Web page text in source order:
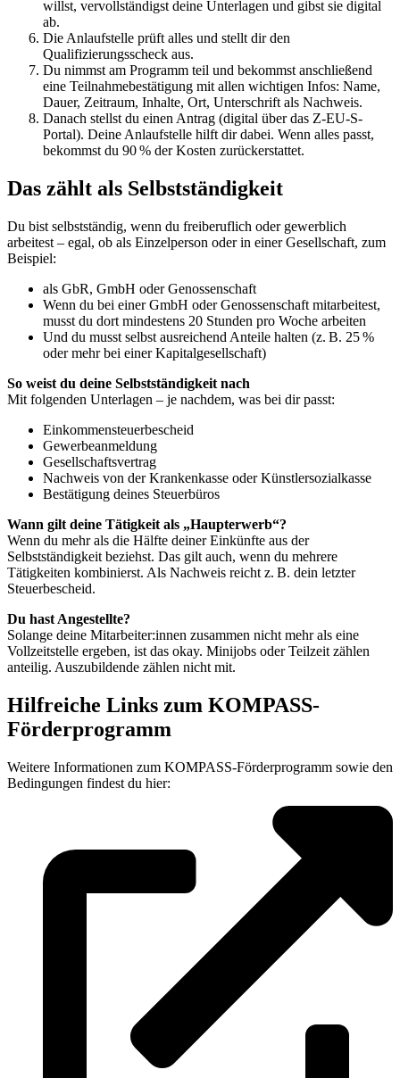
willst, vervollständigst deine Unterlagen und gibst sie digital
ab.
Die Anlaufstelle prüft alles und stellt dir den
Qualifizierungsscheck aus.
Du nimmst am Programm teil und bekommst anschließend
eine Teilnahmebestätigung mit allen wichtigen Infos: Name,
Dauer, Zeitraum, Inhalte, Ort, Unterschrift als Nachweis.
Danach stellst du einen Antrag (digital über das Z-EU-S-
Portal). Deine Anlaufstelle hilft dir dabei. Wenn alles passt,
bekommst du 90 % der Kosten zurückerstattet.
Das zählt als Selbstständigkeit
Du bist selbstständig, wenn du freiberuflich oder gewerblich
arbeitest – egal, ob als Einzelperson oder in einer Gesellschaft, zum
Beispiel:
als GbR, GmbH oder Genossenschaft
Wenn du bei einer GmbH oder Genossenschaft mitarbeitest,
musst du dort mindestens 20 Stunden pro Woche arbeiten
Und du musst selbst ausreichend Anteile halten (z. B. 25 %
oder mehr bei einer Kapitalgesellschaft)
So weist du deine Selbstständigkeit nach
Mit folgenden Unterlagen – je nachdem, was bei dir passt:
Einkommensteuerbescheid
Gewerbeanmeldung
Gesellschaftsvertrag
Nachweis von der Krankenkasse oder Künstlersozialkasse
Bestätigung deines Steuerbüros
Wann gilt deine Tätigkeit als „Haupterwerb“?
Wenn du mehr als die Hälfte deiner Einkünfte aus der
Selbstständigkeit beziehst. Das gilt auch, wenn du mehrere
Tätigkeiten kombinierst. Als Nachweis reicht z. B. dein letzter
Steuerbescheid.
Du hast Angestellte?
Solange deine Mitarbeiter:innen zusammen nicht mehr als eine
Vollzeitstelle ergeben, ist das okay. Minijobs oder Teilzeit zählen
anteilig. Auszubildende zählen nicht mit.
Hilfreiche Links zum KOMPASS-
Förderprogramm
Weitere Informationen zum KOMPASS-Förderprogramm sowie den
Bedingungen findest du hier: